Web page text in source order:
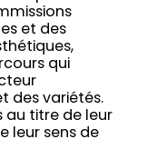
et des
qui
des variétés.
au titre de leur
leur sens de